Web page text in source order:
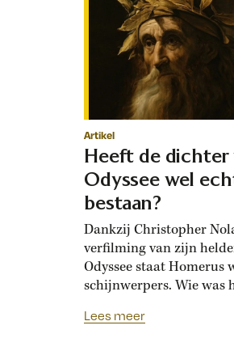
Artikel
Heeft de dichter
Odyssee wel
bestaan?
Dankzij Christopher
verfilming van zijn
Odyssee staat Homerus
schijnwerpers. Wie was
verhaal over de
Lees meer